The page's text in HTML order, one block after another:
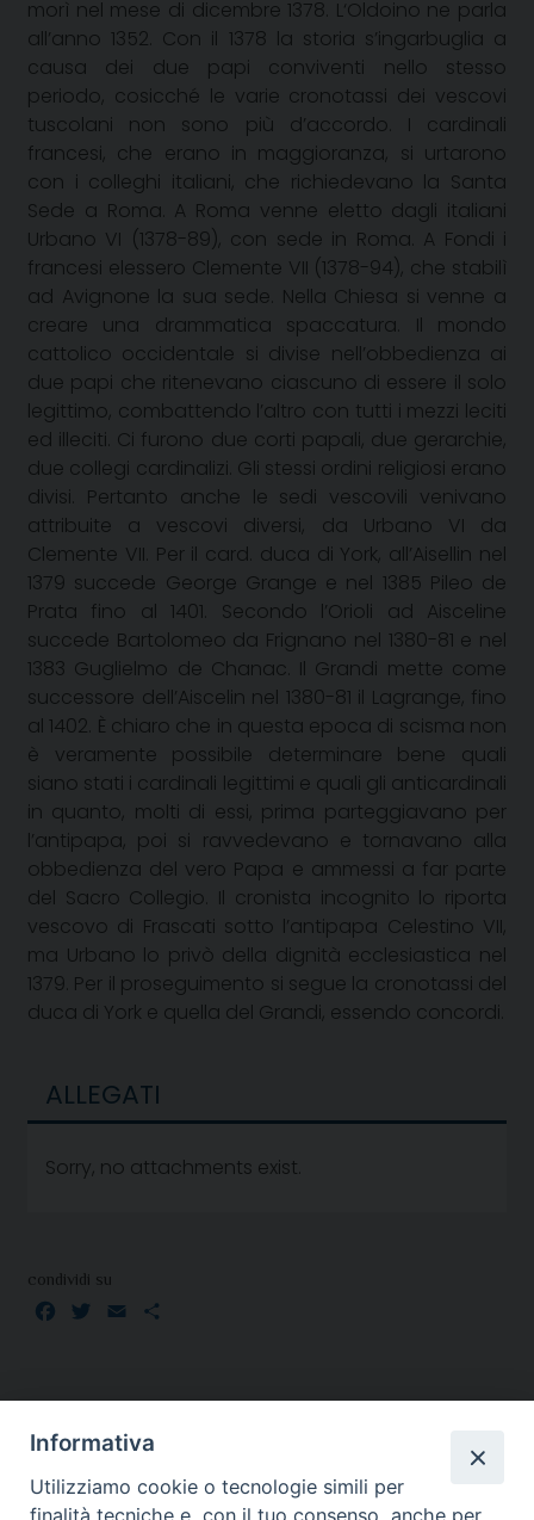
morì nel mese di dicembre 1378. L‘Oldoino ne parla
all’anno 1352. Con il 1378 la storia s’ingarbuglia a
causa dei due papi conviventi nello stesso
periodo, cosicché le varie cronotassi dei vescovi
tuscolani non sono più d’accordo. I cardinali
francesi, che erano in maggioranza, si urtarono
con i colleghi italiani, che richiedevano la Santa
Sede a Roma. A Roma venne eletto dagli italiani
Urbano VI (1378-89), con sede in Roma. A Fondi i
francesi elessero Clemente VII (1378-94), che stabilì
ad Avignone la sua sede. Nella Chiesa si venne a
creare una drammatica spaccatura. Il mondo
cattolico occidentale si divise nell’obbedienza ai
due papi che ritenevano ciascuno di essere il solo
legittimo, combattendo l’altro con tutti i mezzi leciti
ed illeciti. Ci furono due corti papali, due gerarchie,
due collegi cardinalizi. Gli stessi ordini religiosi erano
divisi. Pertanto anche le sedi vescovili venivano
attribuite a vescovi diversi, da Urbano VI da
Clemente VII. Per il card. duca di York, all’Aisellin nel
1379 succede George Grange e nel 1385 Pileo de
Prata fino al 1401. Secondo l’Orioli ad Aisceline
succede Bartolomeo da Frignano nel 1380-81 e nel
1383 Guglielmo de Chanac. Il Grandi mette come
successore dell’Aiscelin nel 1380-81 il Lagrange, fino
al 1402. È chiaro che in questa epoca di scisma non
è veramente possibile determinare bene quali
siano stati i cardinali legittimi e quali gli anticardinali
in quanto, molti di essi, prima parteggiavano per
l’antipapa, poi si ravvedevano e tornavano alla
obbedienza del vero Papa e ammessi a far parte
del Sacro Collegio. Il cronista incognito lo riporta
vescovo di Frascati sotto l’antipapa Celestino VII,
ma Urbano lo privò della dignità ecclesiastica nel
1379. Per il proseguimento si segue la cronotassi del
duca di York e quella del Grandi, essendo concordi.
ALLEGATI
Sorry, no attachments exist.
condividi su
Facebook
TwitterEmail
Informativa
Utilizziamo cookie o tecnologie simili per